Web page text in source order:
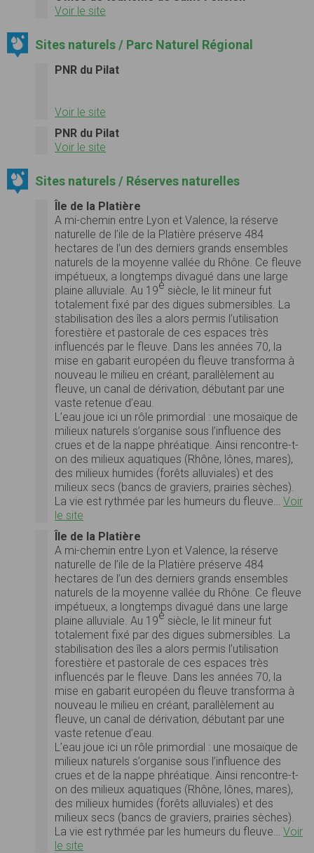
Voir le site
Sites naturels / Parc Naturel Régional
PNR du Pilat
Voir le site
PNR du Pilat
Voir le site
Sites naturels / Réserves naturelles
Île de la Platière
A mi-chemin entre Lyon et Valence, la réserve
naturelle de l’ile de la Platière préserve 484
hectares de l’un des derniers grands ensembles
naturels de la moyenne vallée du Rhône. Ce fleuve
impétueux, a longtemps divagué dans une large
plaine alluviale. Au 19e siècle, le lit mineur fut
totalement fixé par des digues submersibles. La
stabilisation des îles a alors permis l’utilisation
forestière et pastorale de ces espaces très
influencés par le fleuve. Dans les années 70, la
mise en gabarit européen du fleuve transforma à
nouveau le milieu en créant, parallèlement au
fleuve, un canal de dérivation, débutant par une
vaste retenue d’eau.
L’eau joue ici un rôle primordial : une mosaïque de
milieux naturels s’organise sous l’influence des
crues et de la nappe phréatique. Ainsi rencontre-t-
on des milieux aquatiques (Rhône, lônes, mares),
des milieux humides (forêts alluviales) et des
milieux secs (bancs de graviers, prairies sèches).
La vie est rythmée par les humeurs du fleuve… Voir
le site
Île de la Platière
A mi-chemin entre Lyon et Valence, la réserve
naturelle de l’ile de la Platière préserve 484
hectares de l’un des derniers grands ensembles
naturels de la moyenne vallée du Rhône. Ce fleuve
impétueux, a longtemps divagué dans une large
plaine alluviale. Au 19e siècle, le lit mineur fut
totalement fixé par des digues submersibles. La
stabilisation des îles a alors permis l’utilisation
forestière et pastorale de ces espaces très
influencés par le fleuve. Dans les années 70, la
mise en gabarit européen du fleuve transforma à
nouveau le milieu en créant, parallèlement au
fleuve, un canal de dérivation, débutant par une
vaste retenue d’eau.
L’eau joue ici un rôle primordial : une mosaïque de
milieux naturels s’organise sous l’influence des
crues et de la nappe phréatique. Ainsi rencontre-t-
on des milieux aquatiques (Rhône, lônes, mares),
des milieux humides (forêts alluviales) et des
milieux secs (bancs de graviers, prairies sèches).
La vie est rythmée par les humeurs du fleuve… Voir
le site